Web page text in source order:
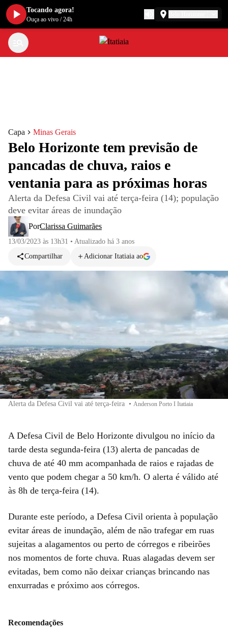
Capa Minas Gerais
Belo Horizonte tem previsão de
pancadas de chuva, raios e
ventania para as próximas horas
Alerta da Defesa Civil vai até terça-feira (14); população
deve evitar áreas de inundação
PorClarissa Guimarães
13/03/2023 às 13h31 • Atualizado há 3 anos
Compartilhar
Adicionar Itatiaia ao
Alerta da Defesa Civil vai até terça-feira • Anderson Porto I Itatiaia
A Defesa Civil de Belo Horizonte divulgou no início da
tarde desta segunda-feira (13) alerta de pancadas de
chuva de até 40 mm acompanhada de raios e rajadas de
vento que podem chegar a 50 km/h. O alerta é válido até
às 8h de terça-feira (14).
Durante este período, a Defesa Civil orienta à população
evitar áreas de inundação, além de não trafegar em ruas
sujeitas a alagamentos ou perto de córregos e ribeirões
nos momentos de forte chuva. Ruas alagadas devem ser
evitadas, bem como não deixar crianças brincando nas
enxurradas e próximo aos córregos.
Recomendações
Tocando agora!
Ouça ao vivo /24h